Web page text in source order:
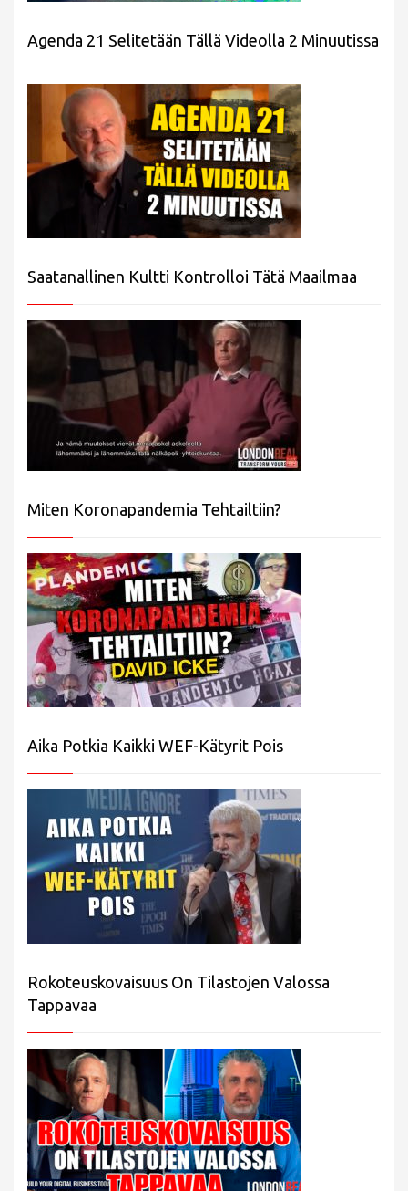
Agenda 21 Selitetään Tällä Videolla 2 Minuutissa
Saatanallinen Kultti Kontrolloi Tätä Maailmaa
Miten Koronapandemia Tehtailtiin?
Aika Potkia Kaikki WEF-Kätyrit Pois
Rokoteuskovaisuus On Tilastojen Valossa
Tappavaa